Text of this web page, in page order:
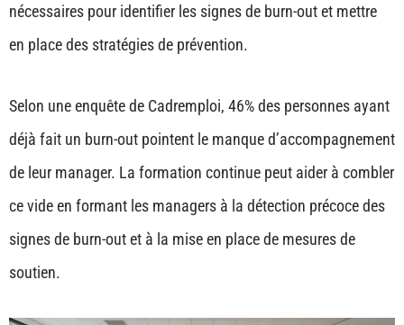
nécessaires pour identifier les signes de burn-out et mettre
en place des stratégies de prévention.
Selon une enquête de Cadremploi, 46% des personnes ayant
déjà fait un burn-out pointent le manque d’accompagnement
de leur manager. La formation continue peut aider à combler
ce vide en formant les managers à la détection précoce des
signes de burn-out et à la mise en place de mesures de
soutien.